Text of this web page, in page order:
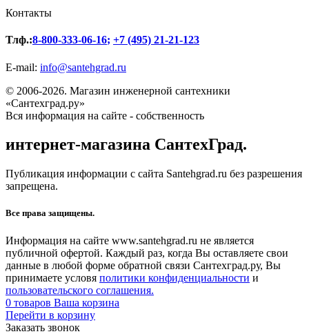
Контакты
Тлф.:8-800-333-06-16; +7 (495) 21-21-123
E-mail: info@santehgrad.ru
© 2006-2026. Магазин инженерной сантехники
«Сантехград.ру»
Вся информация на сайте - собственность
интернет-магазина СантехГрад.
Публикация информации с сайта Santehgrad.ru без разрешения
запрещена.
Все права защищены.
Информация на сайте www.santehgrad.ru не является
публичной офертой. Каждый раз, когда Вы оставляете свои
данные в любой форме обратной связи Сантехград.ру, Вы
принимаете условя политики конфиденциальности и
пользовательского соглашения.
0 товаров Ваша корзина
Перейти в корзину
Заказать звонок